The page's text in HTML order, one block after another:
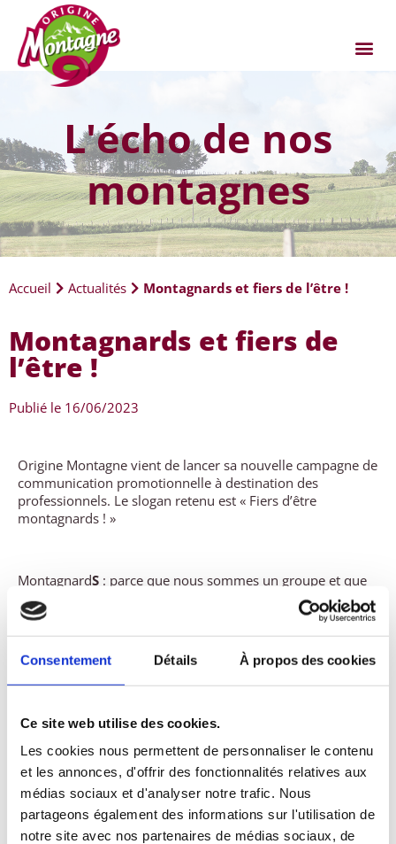
Consentement Détails À propos des cookies
Ce site web utilise des cookies.
Les cookies nous permettent de personnaliser le contenu
et les annonces, d'offrir des fonctionnalités relatives aux
médias sociaux et d'analyser notre trafic. Nous
partageons également des informations sur l'utilisation de
notre site avec nos partenaires de médias sociaux, de
L'écho de nos
montagnes
Accueil Actualités Montagnards et fiers de l’être !
Montagnards et fiers de
l’être !
Publié le 16/06/2023
Origine Montagne vient de lancer sa nouvelle campagne de
communication promotionnelle à destination des
professionnels. Le slogan retenu est « Fiers d’être
montagnards ! »
MontagnardS : parce que nous sommes un groupe et que
nous avons l’esprit collectif.
Fiers: parce que nous affirmons nos origines, celles de
nos produits, leur qualité, et nos valeurs.
!: parce que nous nous affirmons.
Notre première publication vient d’avoir lieu sur le
Une deuxième insertion aura lieu en novembre prochain.
Mais cette campagne va continuer de vivre d’ici-là avec la
reprise des nouveaux visuels et textes dans des
publications régulières sur les réseaux sociaux.